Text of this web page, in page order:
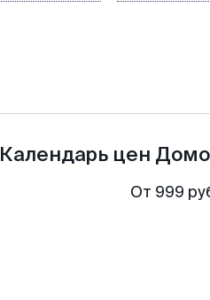
Календарь цен
От 999